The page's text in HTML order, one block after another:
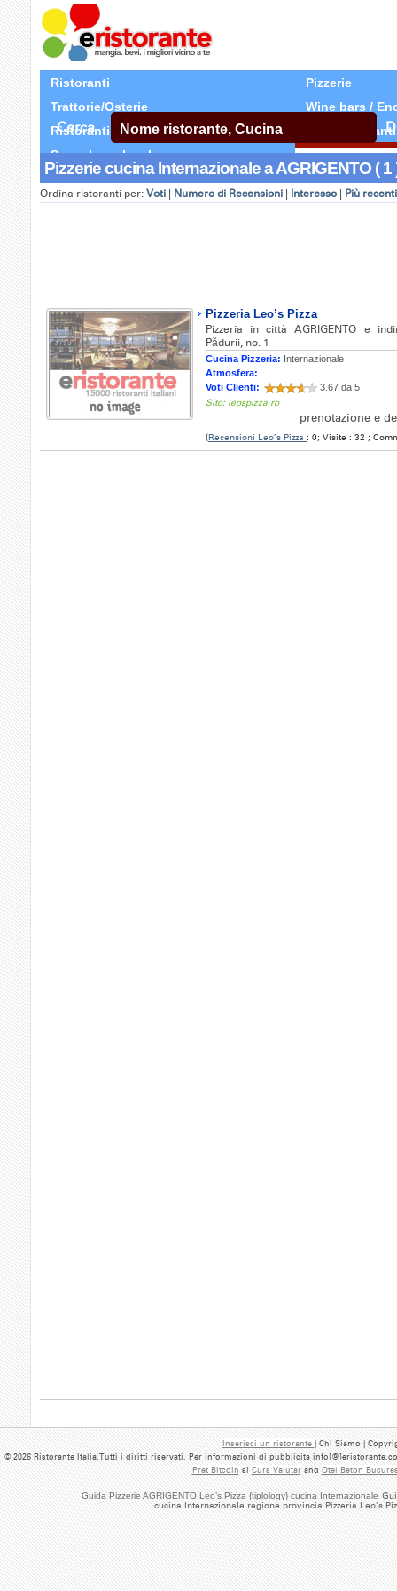
Guida Pizzerie AGRIGENTO Leo’s Pizza {tiplology} cucina Internazionale
cucina Internazionale regione provincia Pizzeria Leo’s
Ristoranti
Pizzerie
Trattorie/Osterie
Wine bars /
Ristoranti Etnici
Tutti Ristoranti
Segnala un locale
Cerca
Pizzerie cucina Internazionale a AGRIGENTO ( 1
Ordina ristoranti per: Voti Numero di Recensioni Interesso Più recenti
Pizzeria Leo’s Pizza
Pizzeria in città AGRIGENTO e
Pădurii, no. 1
Cucina Pizzeria: Internazionale
Atmosfera:
Voti Clienti:
3.67 da 5
Sito: leospizza.ro
prenotazione e
(Recensioni Leo’s Pizza : 0; Visite : 32 ;
Inserisci un ristorante | Chi Siamo |
© 2026 Ristorante Italia.Tutti i diritti riservati. Per informazioni di pubblicita
Pret BitcoinsiCurs ValutarandOtel Beton